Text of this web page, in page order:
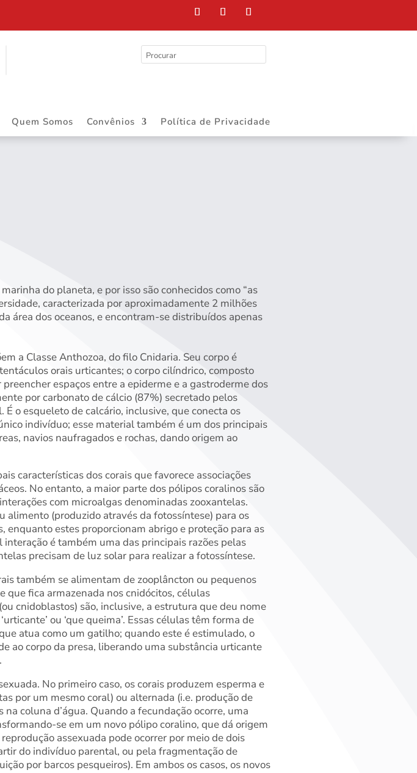
Quem Somos Convênios Política de Privacidade
do planeta, e por isso são conhecidos como “as
caracterizada por aproximadamente 2 milhões
área dos oceanos, e encontram-se distribuídos apenas
a Classe Anthozoa, do filo Cnidaria. Seu corpo é
orais urticantes; o corpo cilíndrico, composto
espaços entre a epiderme e a gastroderme dos
por carbonato de cálcio (87%) secretado pelos
o esqueleto de calcário, inclusive, que conecta os
indivíduo; esse material também é um dos principais
navios naufragados e rochas, dando origem ao
características dos corais que favorece associações
No entanto, a maior parte dos pólipos coralinos são
com microalgas denominadas zooxantelas.
(produzido através da fotossíntese) para os
enquanto estes proporcionam abrigo e proteção para as
é também uma das principais razões pelas
precisam de luz solar para realizar a fotossíntese.
também se alimentam de zooplâncton ou pequenos
fica armazenada nos cnidócitos, células
cnidoblastos) são, inclusive, a estrutura que deu nome
ou ‘que queima’. Essas células têm forma de
atua como um gatilho; quando este é estimulado, o
ao corpo da presa, liberando uma substância urticante
No primeiro caso, os corais produzem esperma e
por um mesmo coral) ou alternada (i.e. produção de
coluna d’água. Quando a fecundação ocorre, uma
se em um novo pólipo coralino, que dá origem
assexuada pode ocorrer por meio de dois
do indivíduo parental, ou pela fragmentação de
por barcos pesqueiros). Em ambos os casos, os novos